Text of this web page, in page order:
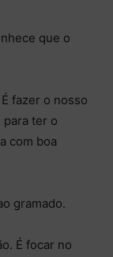
que o
fazer o nosso
para ter o
com boa
gramado.
É focar no